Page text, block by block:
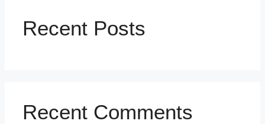
Recent Posts
Recent Comments